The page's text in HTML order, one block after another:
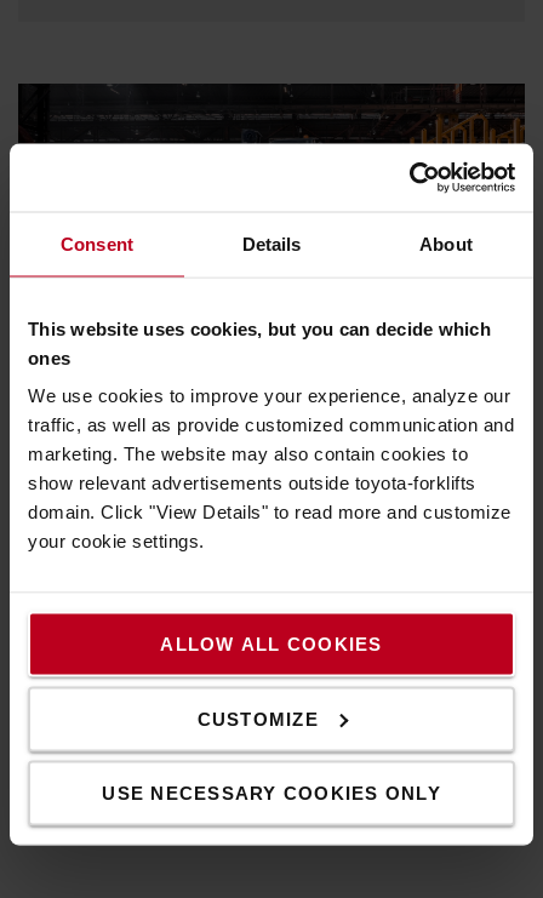
Consent Details About
This website uses cookies, but you can decide which
ones
We use cookies to improve your experience, analyze our
traffic, as well as provide customized communication and
marketing. The website may also contain cookies to
show relevant advertisements outside toyota-forklifts
domain. Click "View Details" to read more and customize
your cookie settings.
ALLOW ALL COOKIES
CUSTOMIZE
USE NECESSARY COOKIES ONLY
A biztonságos munkakörnyezet termelékeny is.
Tekintse meg termékeinket
Vásároljon Toyota kiegészítőket az új
online webáruházunkban
Az új Alkatrész Webáruházunkban kiegészítőink
széles választékát kínáljuk. Böngésszen és
vásároljon iparitöltők és csatlakozók,külső elemek
belső elemek,szerszámok és
munkaruházat,idényjellegű ajánlatokközül.